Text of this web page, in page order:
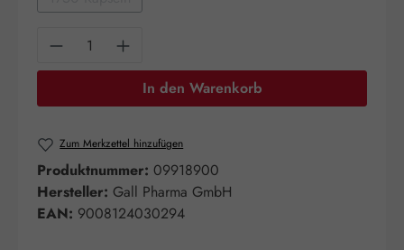
(Diese Option ist zurzeit nicht verfügbar.)
Produkt Anzahl: Gib den gewünschten
In den Warenkorb
Zum Merkzettel hinzufügen
Produktnummer: 09918900
Hersteller: Gall Pharma GmbH
EAN: 9008124030294